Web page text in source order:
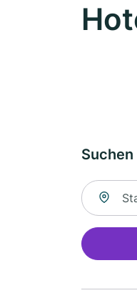
Suchen
Suche